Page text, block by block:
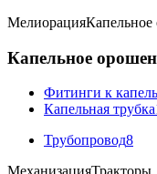
Мелиорация
Капельное
Фитинги к
Капельная трубка
Трубопровод8